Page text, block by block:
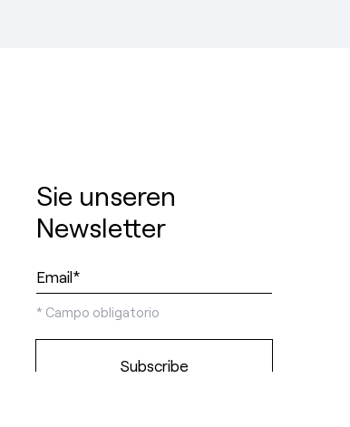
Sie unseren
Newsletter
* Campo obligatorio